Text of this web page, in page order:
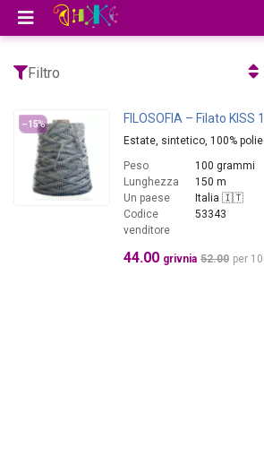
Filtro
–15% FILOSOFIA – Filato
Estate, sintetico, 100%
Peso
100 grammi
Lunghezza
150 m
Un paese
Italia 🇮🇹
Codice
venditore
53343
44.00 grivnia 52.00 per